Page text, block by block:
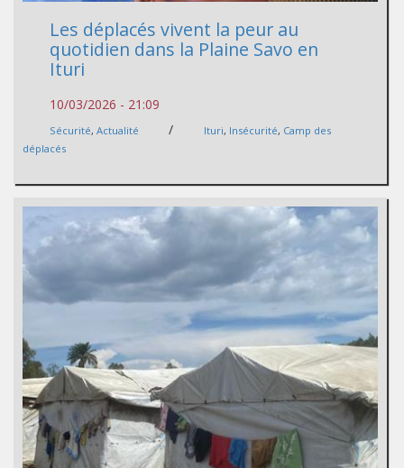
Les déplacés vivent la peur au
quotidien dans la Plaine Savo en
Ituri
10/03/2026 - 21:09
Sécurité, Actualité / Ituri, Insécurité, Camp des
déplacés